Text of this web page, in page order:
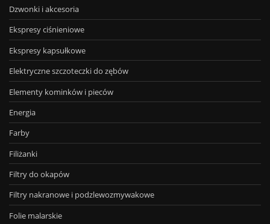
Dzwonki i akcesoria
Ekspresy ciśnieniowe
Ekspresy kapsułkowe
Elektryczne szczoteczki do zębów
Elementy kominków i pieców
Energia
Farby
Filiżanki
Filtry do okapów
Filtry nakranowe i podzlewozmywakowe
Folie malarskie